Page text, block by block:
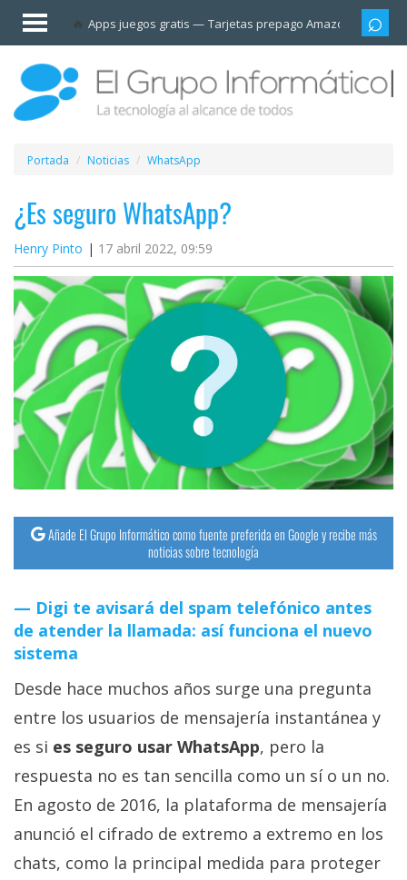
Apps juegos gratis Tarjetas prepago Amazon
Invitado
Iniciar
sesión /
Registrarse
Esenciales
Móviles
Ofertas
Apps
Redes
sociales
Plataformas
streaming
Operadores
Trucos
Tutoriales
Ciberseguridad
operativos
Profesional
+
Más
temas
Portada Noticias WhatsApp
¿Es seguro WhatsApp?
Henry Pinto 17 abril 2022, 09:59
Añade El Grupo Informático como fuente preferida en Google y recibe más
noticias sobre tecnología
Digi te avisará del spam telefónico antes
de atender la llamada: así funciona el nuevo
sistema
Desde hace muchos años surge una pregunta
entre los usuarios de mensajería instantánea y
es si es seguro usar WhatsApp, pero la
respuesta no es tan sencilla como un sí o un no.
En agosto de 2016, la plataforma de mensajería
anunció el cifrado de extremo a extremo en los
chats, como la principal medida para proteger